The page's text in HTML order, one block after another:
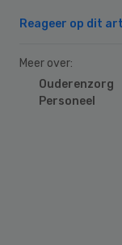
Reageer op dit
Meer over:
Ouderenzorg
Personeel